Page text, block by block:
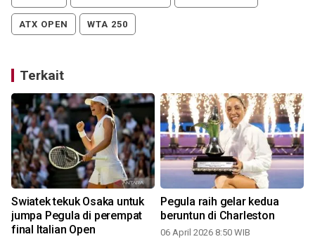
ATX OPEN WTA 250
Terkait
Swiatek tekuk Osaka untuk
jumpa Pegula di perempat
final Italian Open
Pegula raih gelar kedua
beruntun di Charleston
06 April 2026 8:50 WIB